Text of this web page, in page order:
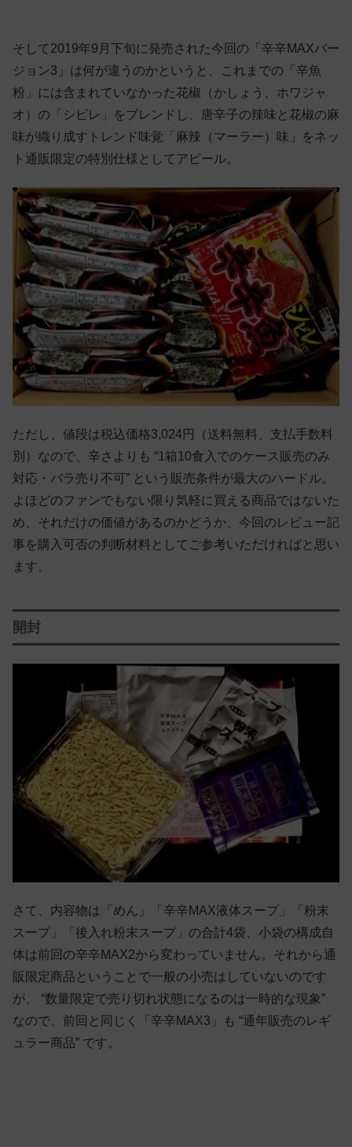
そして2019年9月下旬に発売された今回の「辛辛MAXバー
ジョン3」は何が違うのかというと、これまでの「辛魚
粉」には含まれていなかった花椒（かしょう、ホワジャ
オ）の「シビレ」をブレンドし、唐辛子の辣味と花椒の麻
味が織り成すトレンド味覚「麻辣（マーラー）味」をネッ
ト通販限定の特別仕様としてアピール。
ただし、値段は税込価格3,024円（送料無料、支払手数料
別）なので、辛さよりも “1箱10食入でのケース販売のみ
対応・バラ売り不可” という販売条件が最大のハードル。
よほどのファンでもない限り気軽に買える商品ではないた
め、それだけの価値があるのかどうか、今回のレビュー記
事を購入可否の判断材料としてご参考いただければと思い
ます。
開封
さて、内容物は「めん」「辛辛MAX液体スープ」「粉末
スープ」「後入れ粉末スープ」の合計4袋、小袋の構成自
体は前回の辛辛MAX2から変わっていません。それから通
販限定商品ということで一般の小売はしていないのです
が、 “数量限定で売り切れ状態になるのは一時的な現象”
なので、前回と同じく「辛辛MAX3」も “通年販売のレギ
ュラー商品” です。